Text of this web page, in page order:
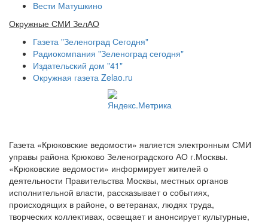
Вести Матушкино
Окружные СМИ ЗелАО
Газета "Зеленоград Сегодня"
Радиокомпания "Зеленоград сегодня"
Издательский дом "41"
Окружная газета Zelao.ru
Газета «Крюковские ведомости» является электронным СМИ
управы района Крюково Зеленоградского АО г.Москвы.
«Крюковские ведомости» информирует жителей о
деятельности Правительства Москвы, местных органов
исполнительной власти, рассказывает о событиях,
происходящих в районе, о ветеранах, людях труда,
творческих коллективах, освещает и анонсирует культурные,